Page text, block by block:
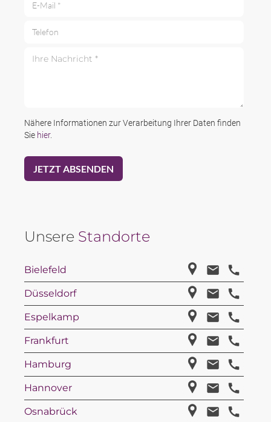
Nähere Informationen zur Verarbeitung Ihrer Daten finden
Sie hier.
Unsere Standorte
Bielefeld
Düsseldorf
Espelkamp
Frankfurt
Hamburg
Hannover
Osnabrück